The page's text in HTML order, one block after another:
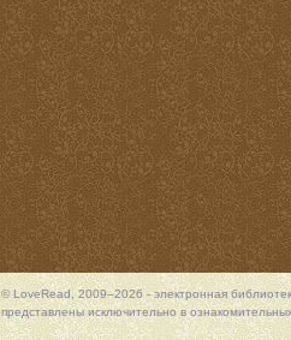
© LoveRead, 2009–2026 - электронная
представлены исключительно в